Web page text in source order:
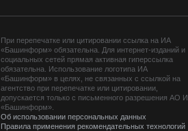
При перепечатке или цитировании ссылка на ИА
«Башинформ» обязательна. Для интернет-изданий и
социальных сетей прямая активная гиперссылка
обязательна. Использование логотипа ИА
«Башинформ» в целях, не связанных с ссылкой на
агентство при перепечатке или цитировании,
допускается только с письменного разрешения АО
«Башинформ».
Об использовании персональных данных
Правила применения рекомендательных технологий